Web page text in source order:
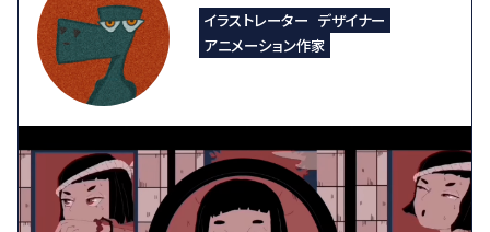
イラストレーター デザイナー
アニメーション作家